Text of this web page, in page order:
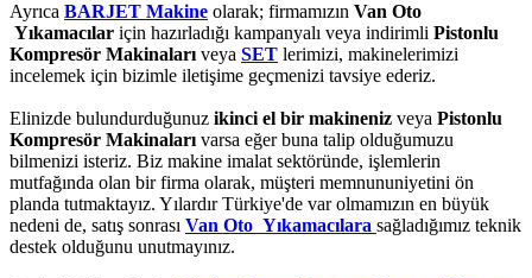
Ayrıca BARJET Makine olarak; firmamızın Van Oto
Yıkamacılar için hazırladığı kampanyalı veya indirimli Pistonlu
Kompresör Makinalarıveya SET lerimizi, makinelerimizi
incelemek için bizimle iletişime geçmenizi tavsiye ederiz.
Elinizde bulundurduğunuz ikinci el bir makineniz veya Pistonlu
Kompresör Makinalarıvarsa eğer buna talip olduğumuzu
bilmenizi isteriz. Biz makine imalat sektöründe, işlemlerin
mutfağında olan bir firma olarak, müşteri memnununiyetini ön
planda tutmaktayız. Yılardır Türkiye'de var olmamızın en büyük
nedeni de, satış sonrası Van Oto Yıkamacılara sağladığımız teknik
destek olduğunu unutmayınız.